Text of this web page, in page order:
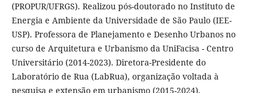
(PROPUR/UFRGS). Realizou pós-doutorado no Instituto de
Energia e Ambiente da Universidade de São Paulo (IEE-
USP). Professora de Planejamento e Desenho Urbanos no
curso de Arquitetura e Urbanismo da UniFacisa - Centro
Universitário (2014-2023). Diretora-Presidente do
Laboratório de Rua (LabRua), organização voltada à
pesquisa e extensão em urbanismo (2015-2024).